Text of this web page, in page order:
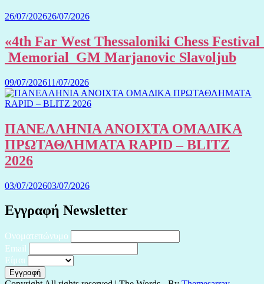
26/07/202626/07/2026
«4th Far West Thessaloniki Chess Festival
Memorial GM Marjanovic Slavoljub
09/07/202611/07/2026
ΠΑΝΕΛΛΗΝΙΑ ΑΝΟΙΧΤΑ ΟΜΑΔΙΚΑ
ΠΡΩΤΑΘΛΗΜΑΤΑ RAPID – BLITZ
2026
03/07/202603/07/2026
Εγγραφή Newsletter
Ονοματεπώνυμο
Email
Είμαι